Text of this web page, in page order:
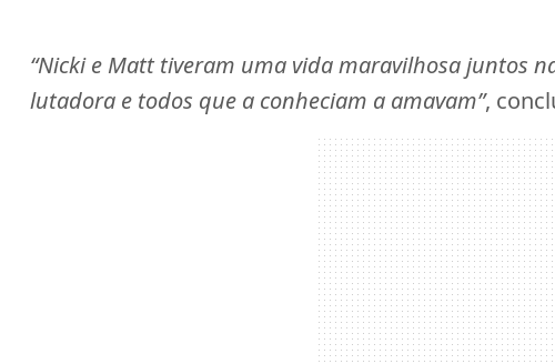
“Nicki e Matt tiveram uma vida maravilhosa juntos
lutadora e todos que a conheciam a amavam”,